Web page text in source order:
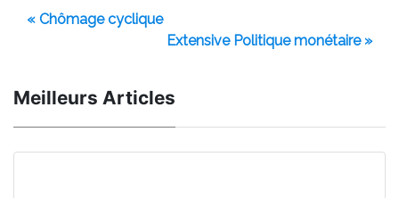
« Chômage cyclique
Extensive Politique monétaire »
Meilleurs Articles